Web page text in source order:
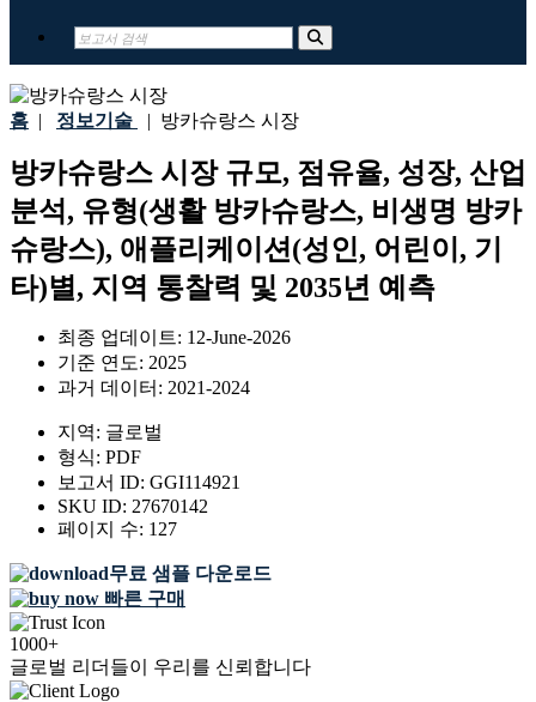
홈 | 정보기술 | 방카슈랑스 시장
방카슈랑스 시장 규모, 점유율, 성장, 산업
분석, 유형(생활 방카슈랑스, 비생명 방카
슈랑스), 애플리케이션(성인, 어린이, 기
타)별, 지역 통찰력 및 2035년 예측
최종 업데이트: 12-June-2026
기준 연도: 2025
과거 데이터: 2021-2024
지역: 글로벌
형식: PDF
보고서 ID: GGI114921
SKU ID: 27670142
페이지 수: 127
무료 샘플 다운로드
빠른 구매
1000+
글로벌 리더들이 우리를 신뢰합니다